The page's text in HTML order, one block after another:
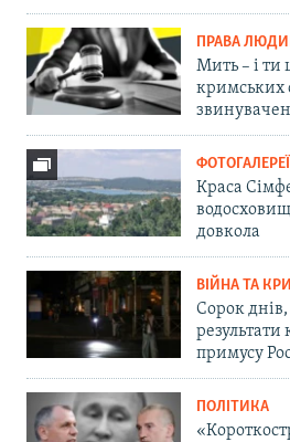
ПРАВА
Мить – і ти
кримських
ФОТОГАЛЕРЕЇ
Краса
довкола
ВІЙНА ТА
Сорок
результати
примусу
ПОЛІТИКА